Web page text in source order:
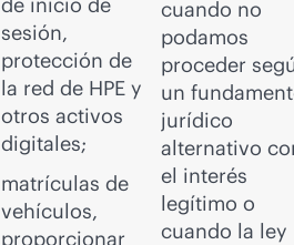
sesión,
protección de
la red de HPE y
otros activos
digitales;
matrículas de
vehículos,
proporcionar
cuando no
podamos
proceder
un
jurídico
alternativo
el interés
legítimo o
cuando la ley